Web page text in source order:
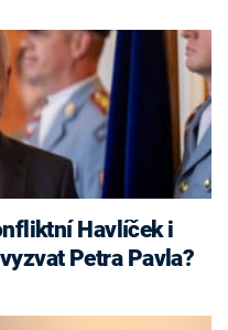
Petra Pavla?